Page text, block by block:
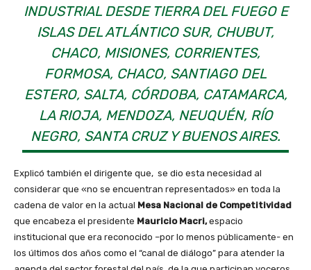
INDUSTRIAL DESDE TIERRA DEL FUEGO E
ISLAS DEL ATLÁNTICO SUR, CHUBUT,
CHACO, MISIONES, CORRIENTES,
FORMOSA, CHACO, SANTIAGO DEL
ESTERO, SALTA, CÓRDOBA, CATAMARCA,
LA RIOJA, MENDOZA, NEUQUÉN, RÍO
NEGRO, SANTA CRUZ Y BUENOS AIRES.
Explicó también el dirigente que, se dio esta necesidad al
considerar que «no se encuentran representados» en toda la
cadena de valor en la actual Mesa Nacional de Competitividad
que encabeza el presidente Mauricio Macri,espacio
institucional que era reconocido –por lo menos públicamente- en
los últimos dos años como el “canal de diálogo” para atender la